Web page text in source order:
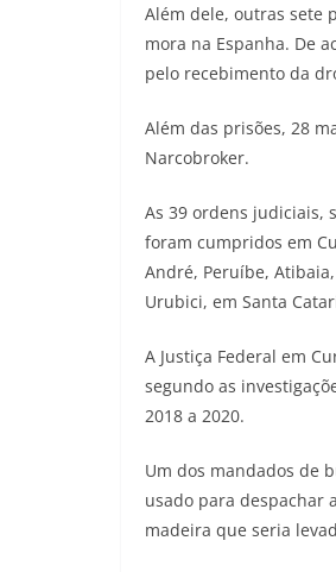
Além dele, outras sete
mora na Espanha. De
pelo recebimento da
Além das prisões, 28
Narcobroker.
As 39 ordens judiciais,
foram cumpridos em
André, Peruíbe,
Urubici, em Santa
A Justiça Federal em
segundo as
2018 a 2020.
Um dos mandados de
usado para despachar
madeira que seria